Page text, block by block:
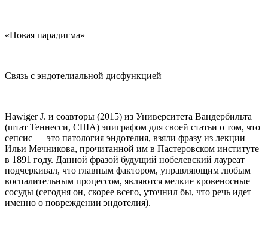
«Новая парадигма»
Связь с эндотелиальной дисфункцией
Hawiger J. и соавторы (2015) из Университета Вандербильта
(штат Теннесси, США) эпиграфом для своей статьи о том, что
сепсис — это патология эндотелия, взяли фразу из лекции
Ильи Мечникова, прочитанной им в Пастеровском институте
в 1891 году. Данной фразой будущий нобелевский лауреат
подчеркивал, что главным фактором, управляющим любым
воспалительным процессом, являются мелкие кровеносные
сосуды (сегодня он, скорее всего, уточнил бы, что речь идет
именно о повреждении эндотелия).